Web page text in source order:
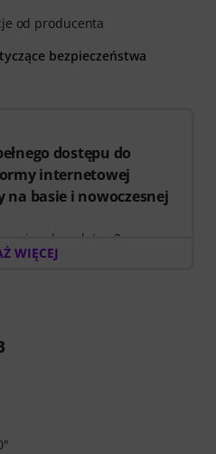
dostępu do
internetowej
na basie i nowoczesnej
bezpłatny 3-
59 EUR, ważny od [data
Artmaster, w tym
rytmu, techniki i
Bero, znanego z
gry na basie, mistrzostwa
WIĘCEJ
od producenta
bezpieczeństwa